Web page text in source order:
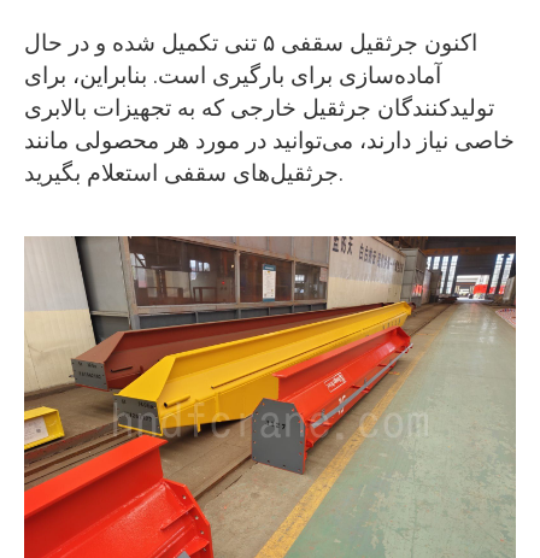
اکنون جرثقیل سقفی ۵ تنی تکمیل شده و در حال
آماده‌سازی برای بارگیری است. بنابراین، برای
تولیدکنندگان جرثقیل خارجی که به تجهیزات بالابری
خاصی نیاز دارند، می‌توانید در مورد هر محصولی مانند
جرثقیل‌های سقفی استعلام بگیرید.